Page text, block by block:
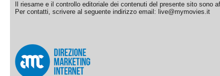
Il riesame e il controllo editoriale dei contenuti del presente sito sono
Per contatti, scrivere al seguente indirizzo email: live@mymovies.it